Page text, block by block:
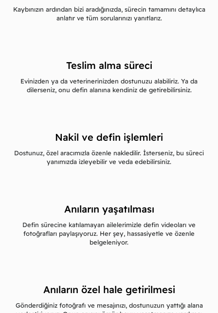
Kaybınızın ardından bizi aradığınızda, sürecin tamamını detaylıca
anlatır ve tüm sorularınızı yanıtlarız.
Teslim alma süreci
Evinizden ya da veterinerinizden dostunuzu alabiliriz. Ya da
dilerseniz, onu defin alanına kendiniz de getirebilirsiniz.
Nakil ve defin işlemleri
Dostunuz, özel aracımızla özenle nakledilir. İsterseniz, bu süreci
yanımızda izleyebilir ve veda edebilirsiniz.
Anıların yaşatılması
Defin sürecine katılamayan ailelerimizle defin videoları ve
fotoğrafları paylaşıyoruz. Her şey, hassasiyetle ve özenle
belgeleniyor.
Anıların özel hale getirilmesi
Gönderdiğiniz fotoğrafı ve mesajınızı, dostunuzun yattığı alana